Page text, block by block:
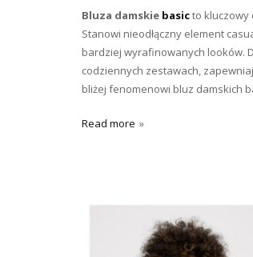
Bluza damskie basicto kluczowy
Stanowi nieodłączny element
bardziej wyrafinowanych looków.
codziennych zestawach,
bliżej fenomenowi bluz damskich
Read more